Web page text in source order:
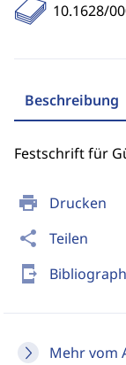
print Drucken
share Teilen
send_to_mobile
Mehr vom
10.1628/
Beschreibung
Festschrift für